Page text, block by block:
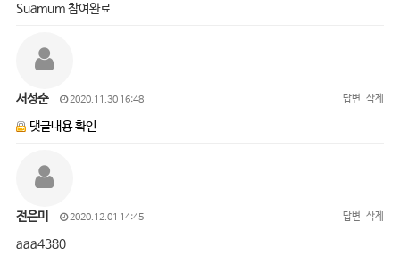
Suamum 참여완료
서성순 2020.11.30 16:48 답변 삭제
댓글내용 확인
전은미 2020.12.01 14:45 답변 삭제
aaa4380